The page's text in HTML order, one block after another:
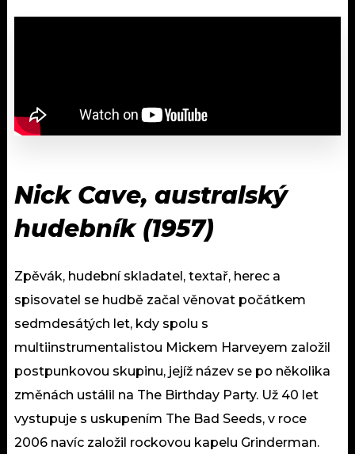
Nick Cave, australský
hudebník (1957)
Zpěvák, hudební skladatel, textař, herec a
spisovatel se hudbě začal věnovat počátkem
sedmdesátých let, kdy spolu s
multiinstrumentalistou Mickem Harveyem založil
postpunkovou skupinu, jejíž název se po několika
změnách ustálil na The Birthday Party. Už 40 let
vystupuje s uskupením The Bad Seeds, v roce
2006 navíc založil rockovou kapelu Grinderman.